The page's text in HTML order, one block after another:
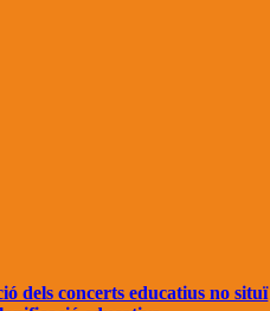
dels concerts educatius no situï